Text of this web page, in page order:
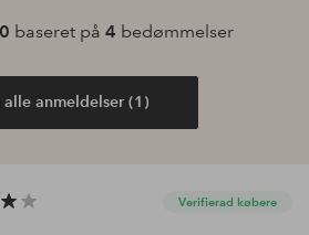
baseret på 4 bedømmelser
alle anmeldelser (1)
Verifierad købere